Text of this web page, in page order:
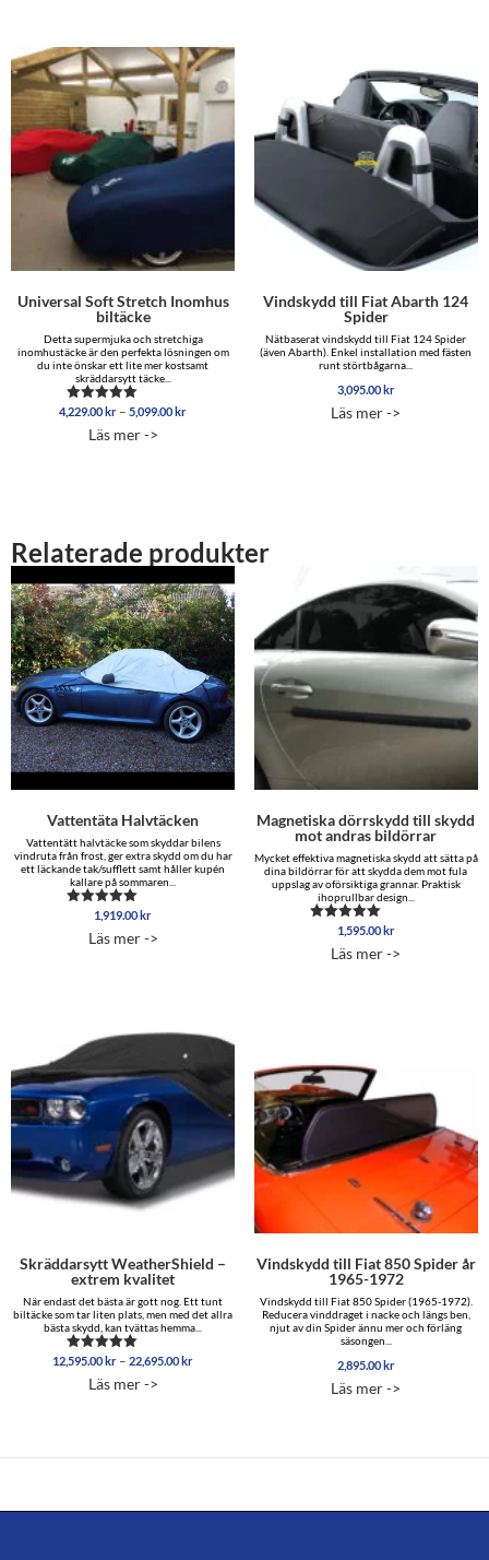
Universal Soft Stretch Inomhus
biltäcke
Detta supermjuka och stretchiga
inomhustäcke är den perfekta lösningen om
du inte önskar ett lite mer kostsamt
skräddarsytt täcke...
Betygsatt
av 5
4,229.00kr – 5,099.00krPrisintervall:
Läs mer ->
Vindskydd till Fiat Abarth 124
Spider
Nätbaserat vindskydd till Fiat 124 Spider
(även Abarth). Enkel installation med fästen
runt störtbågarna...
3,095.00kr
Läs mer ->
Relaterade produkter
Vattentäta Halvtäcken
Vattentätt halvtäcke som skyddar bilens
vindruta från frost, ger extra skydd om du har
ett läckande tak/sufflett samt håller kupén
kallare på sommaren...
Betygsatt
av 5
1,919.00 kr
Läs mer ->
Magnetiska dörrskydd till skydd
mot andras bildörrar
Mycket effektiva magnetiska skydd att sätta på
dina bildörrar för att skydda dem mot fula
uppslag av oförsiktiga grannar. Praktisk
ihoprullbar design...
Betygsatt
av 5
1,595.00 kr
Läs mer ->
Skräddarsytt WeatherShield –
extrem kvalitet
När endast det bästa är gott nog. Ett tunt
biltäcke som tar liten plats, men med det allra
bästa skydd, kan tvättas hemma...
Betygsatt
av 5
12,595.00kr – 22,695.00krPrisintervall:
Läs mer ->
Vindskydd till Fiat 850 Spider år
1965-1972
Vindskydd till Fiat 850 Spider (1965-1972).
Reducera vinddraget i nacke och längs ben,
njut av din Spider ännu mer och förläng
säsongen...
2,895.00kr
Läs mer ->